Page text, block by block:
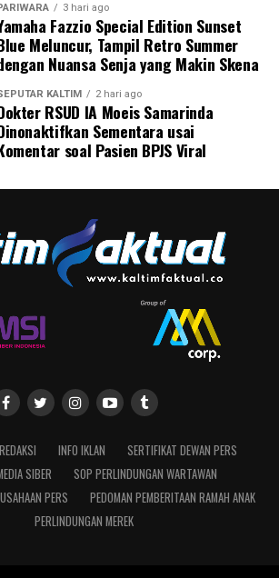
3 hari ago
Fazzio Special Edition Sunset
Meluncur, Tampil Retro Summer
Nuansa Senja yang Makin Skena
KALTIM 2 hari ago
RSUD IA Moeis Samarinda
Sementara usai
soal Pasien BPJS Viral
REDAKSI INFO IKLAN
SERTIFIKAT DEWAN PERS
SIBER
SOP PERLINDUNGAN WARTAWAN
PERS
PEDOMAN PEMBERITAAN RAMAH ANAK
PERLINDUNGAN MEREK